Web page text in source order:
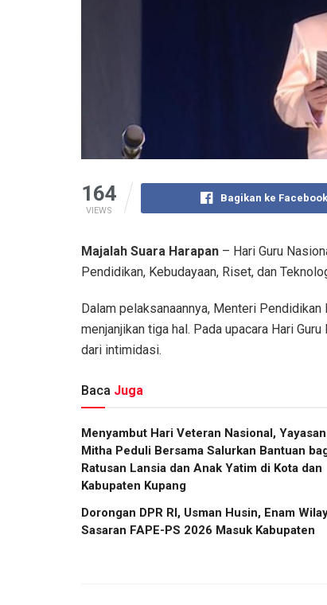
164
VIEWS
Bagikan ke Facebook
Majalah Suara Harapan – Hari Guru
Pendidikan, Kebudayaan, Riset, dan
Dalam pelaksanaannya, Menteri
menjanjikan tiga hal. Pada upacara Hari
dari intimidasi.
Baca Juga
​Menyambut Hari Veteran Nasional, Yayasan
Mitha Peduli Bersama Salurkan Bantuan
Ratusan Lansia dan Anak Yatim di Kota dan
Kabupaten Kupang
Dorongan DPR RI, Usman Husin, Enam
Sasaran FAPE-PS 2026 Masuk Kabupaten